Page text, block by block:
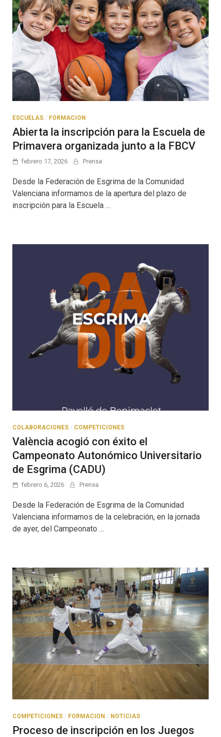
ESCUELAS / FORMACION
Abierta la inscripción para la Escuela de
Primavera organizada junto a la FBCV
febrero 17, 2026 Prensa
Desde la Federación de Esgrima de la Comunidad
Valenciana informamos de la apertura del plazo de
inscripción para la Escuela …
COLABORACIONES / COMPETICIONES
València acogió con éxito el
Campeonato Autonómico Universitario
de Esgrima (CADU)
febrero 6, 2026 Prensa
Desde la Federación de Esgrima de la Comunidad
Valenciana informamos de la celebración, en la jornada
de ayer, del Campeonato …
COMPETICIONES / FORMACION / NOTICIAS
Proceso de inscripción en los Juegos